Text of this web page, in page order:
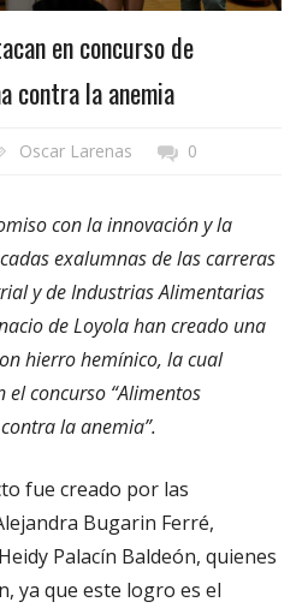
en concurso de
contra la anemia
Oscar Larenas 0
con la innovación y la
exalumnas de las carreras
y de Industrias Alimentarias
de Loyola han creado una
hierro hemínico, la cual
concurso “Alimentos
la anemia”.
fue creado por las
Bugarin Ferré,
Palacín Baldeón, quienes
ya que este logro es el